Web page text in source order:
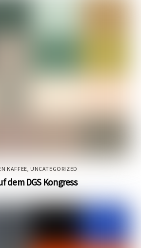
KAFFEE ,UNCATEGORIZED
dem DGS Kongress